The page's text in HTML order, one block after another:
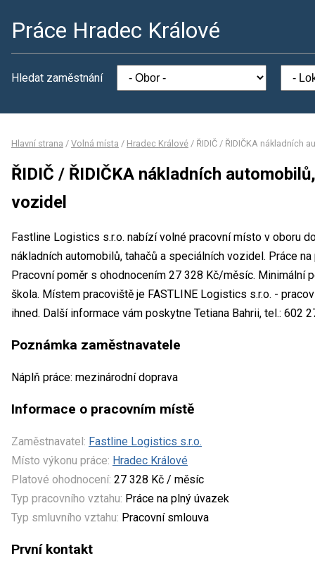
Práce Hradec Králové
Hledat zaměstnání
Hlavní strana / Volná místa / Hradec Králové / ŘIDIČ / ŘIDIČKA nákladních
ŘIDIČ / ŘIDIČKA nákladních
vozidel
Fastline Logistics s.r.o. nabízí volné pracovní místo v oboru
nákladních automobilů, tahačů a speciálních vozidel. Práce
Pracovní poměr s ohodnocením 27 328 Kč/měsíc. Minimální
škola. Místem pracoviště je FASTLINE Logistics s.r.o. -
ihned. Další informace vám poskytne Tetiana Bahrii, tel.: 602
Poznámka zaměstnavatele
Náplň práce: mezinárodní doprava
Informace o pracovním místě
Zaměstnavatel: Fastline Logistics s.r.o.
Místo výkonu práce: Hradec Králové
Platové ohodnocení: 27 328 Kč / měsíc
Typ pracovního vztahu: Práce na plný úvazek
Typ smluvního vztahu: Pracovní smlouva
První kontakt